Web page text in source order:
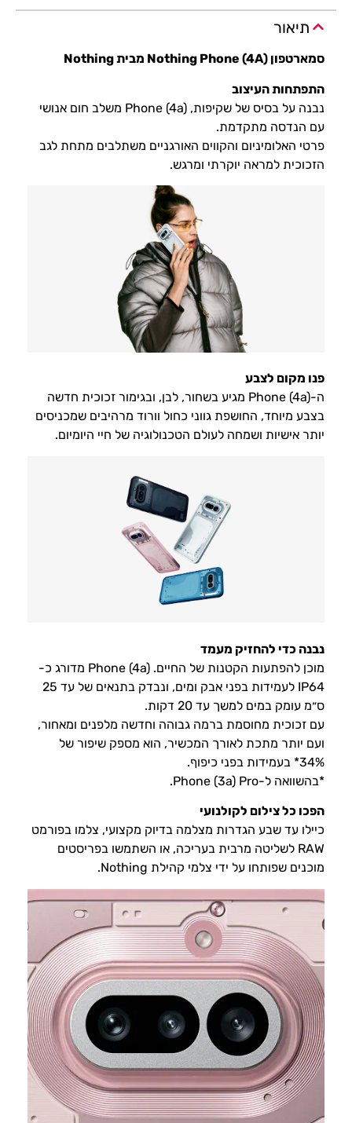
תיאור
סמארטפון Nothing Phone (4A) מבית Nothing
התפתחות העיצוב
נבנה על בסיס של שקיפות, Phone (4a) משלב חום אנושי
עם הנדסה מתקדמת.
פרטי האלומיניום והקווים האורגניים משתלבים מתחת לגב
הזכוכית למראה יוקרתי ומרגש.
פנו מקום לצבע
ה-Phone (4a) מגיע בשחור, לבן, ובגימור זכוכית חדשה
בצבע מיוחד, החושפת גווני כחול וורוד מרהיבים שמכניסים
יותר אישיות ושמחה לעולם הטכנולוגיה של חיי היומיום.
נבנה כדי להחזיק מעמד
מוכן להפתעות הקטנות של החיים. Phone (4a) מדורג כ-
IP64 לעמידות בפני אבק ומים, ונבדק בתנאים של עד 25
ס״מ עומק במים למשך עד 20 דקות.
עם זכוכית מחוסמת ברמה גבוהה וחדשה מלפנים ומאחור,
ועם יותר מתכת לאורך המכשיר, הוא מספק שיפור של
34%* בעמידות בפני כיפוף.
*בהשוואה ל-Phone (3a) Pro.
הפכו כל צילום לקולנועי
כיילו עד שבע הגדרות מצלמה בדיוק מקצועי, צלמו בפורמט
RAW לשליטה מרבית בעריכה, או השתמשו בפריסטים
מוכנים שפותחו על ידי צלמי קהילת Nothing.